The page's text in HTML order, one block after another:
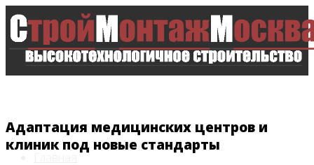
Адаптация медицинских центров и
клиник под новые стандарты